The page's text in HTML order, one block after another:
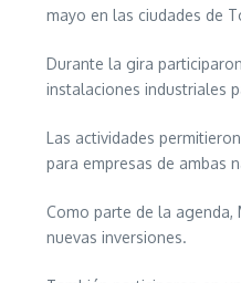
mayo en las ciudades de
Durante la gira
instalaciones industriales
Las actividades
para empresas de ambas
Como parte de la agenda,
nuevas inversiones.